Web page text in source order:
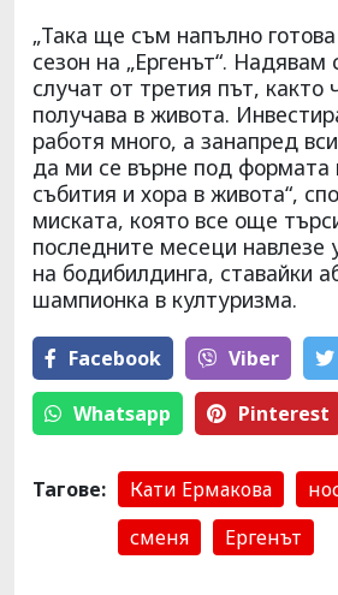
„Така ще съм напълно
сезон на „Ергенът“.
случат от третия път, както
получава в живота.
работя много, а занапред
да ми се върне под формата
събития и хора в живота“,
миската, която все още
последните месеци навлезе
на бодибилдинга, ставайки
шампионка в културизма.
Facebook Viber
Whatsapp Pinterest
Тагове: Кати Ермакова
сменя
Ергенът